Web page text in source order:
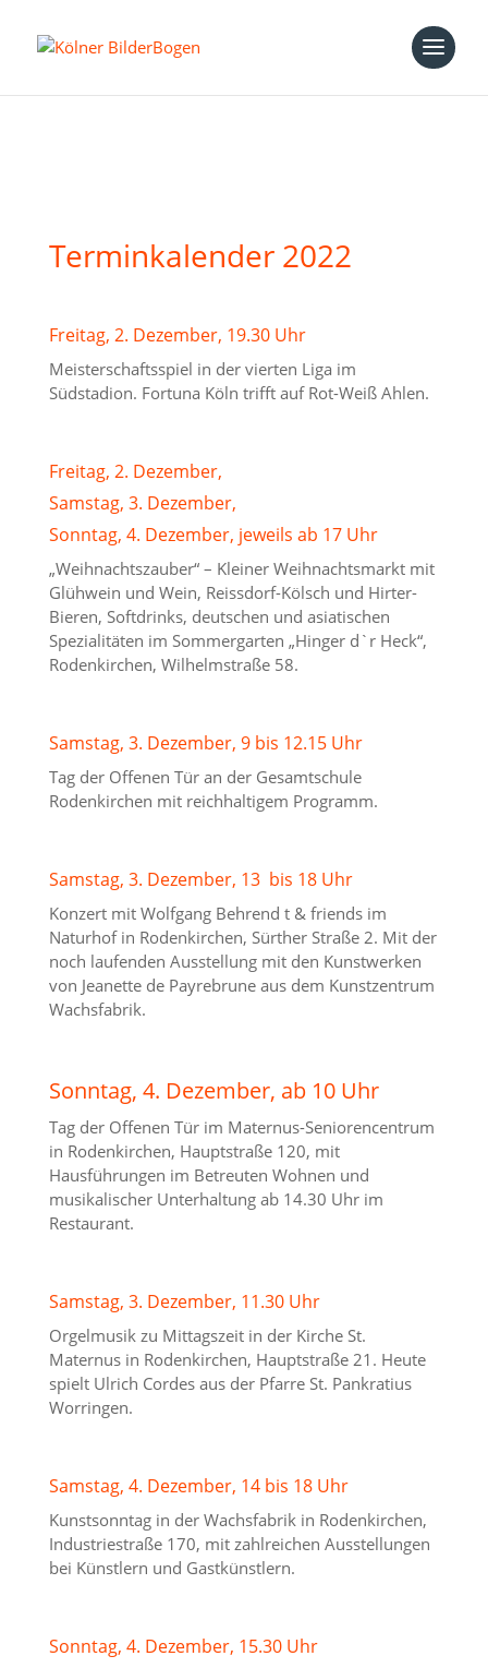
Terminkalender 2022
Freitag, 2. Dezember, 19.30 Uhr
Meisterschaftsspiel in der vierten Liga im
Südstadion. Fortuna Köln trifft auf Rot-Weiß Ahlen.
Freitag, 2. Dezember,
Samstag, 3. Dezember,
Sonntag, 4. Dezember, jeweils ab 17 Uhr
„Weihnachtszauber“ – Kleiner Weihnachtsmarkt mit
Glühwein und Wein, Reissdorf-Kölsch und Hirter-
Bieren, Softdrinks, deutschen und asiatischen
Spezialitäten im Sommergarten „Hinger d`r Heck“,
Rodenkirchen, Wilhelmstraße 58.
Samstag, 3. Dezember, 9 bis 12.15 Uhr
Tag der Offenen Tür an der Gesamtschule
Rodenkirchen mit reichhaltigem Programm.
Samstag, 3. Dezember, 13 bis 18 Uhr
Konzert mit Wolfgang Behrend t & friends im
Naturhof in Rodenkirchen, Sürther Straße 2. Mit der
noch laufenden Ausstellung mit den Kunstwerken
von Jeanette de Payrebrune aus dem Kunstzentrum
Wachsfabrik.
Sonntag, 4. Dezember, ab 10 Uhr
Tag der Offenen Tür im Maternus-Seniorencentrum
in Rodenkirchen, Hauptstraße 120, mit
Hausführungen im Betreuten Wohnen und
musikalischer Unterhaltung ab 14.30 Uhr im
Restaurant.
Samstag, 3. Dezember, 11.30 Uhr
Orgelmusik zu Mittagszeit in der Kirche St.
Maternus in Rodenkirchen, Hauptstraße 21. Heute
spielt Ulrich Cordes aus der Pfarre St. Pankratius
Worringen.
Samstag, 4. Dezember, 14 bis 18 Uhr
Kunstsonntag in der Wachsfabrik in Rodenkirchen,
Industriestraße 170, mit zahlreichen Ausstellungen
bei Künstlern und Gastkünstlern.
Sonntag, 4. Dezember, 15.30 Uhr